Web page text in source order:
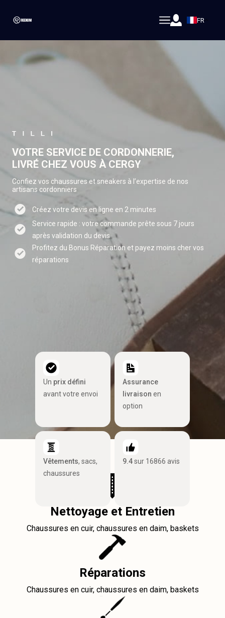
FR
VOTRE SERVICE DE CORDONNERIE,
LIVRÉ CHEZ VOUS À CERGY
Confiez vos chaussures et sneakers à l’expertise de nos
artisans cordonniers
Créez votre devis en ligne en 2 minutes
Service rapide : votre commande prête sous 7 jours
après validation du devis
Profitez du Bonus Réparation et payez moins cher vos
réparations
Un prix défini
avant votre envoi
Assurance
livraison en
option
Vêtements, sacs,
chaussures
9.4sur 16866 avis
Nettoyage et Entretien
Chaussures en cuir, chaussures en daim, baskets
Réparations
Chaussures en cuir, chaussures en daim, baskets